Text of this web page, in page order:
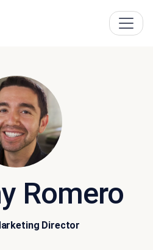
Romero
Director